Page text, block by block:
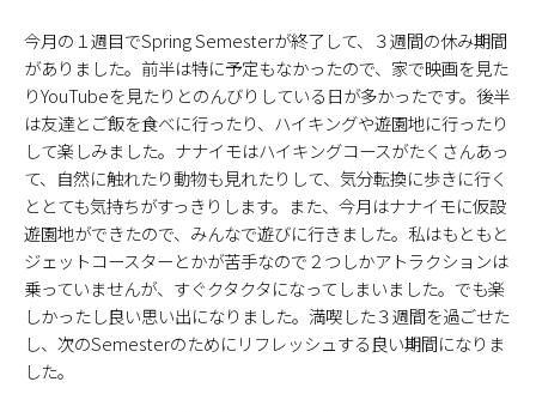
今月の１週目でSpring Semesterが終了して、３週間の休み期間
がありました。前半は特に予定もなかったので、家で映画を見た
りYouTubeを見たりとのんびりしている日が多かったです。後半
は友達とご飯を食べに行ったり、ハイキングや遊園地に行ったり
して楽しみました。ナナイモはハイキングコースがたくさんあっ
て、自然に触れたり動物も見れたりして、気分転換に歩きに行く
ととても気持ちがすっきりします。また、今月はナナイモに仮設
遊園地ができたので、みんなで遊びに行きました。私はもともと
ジェットコースターとかが苦手なので２つしかアトラクションは
乗っていませんが、すぐクタクタになってしまいました。でも楽
しかったし良い思い出になりました。満喫した３週間を過ごせた
し、次のSemesterのためにリフレッシュする良い期間になりま
した。